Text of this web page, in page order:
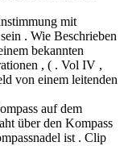
mit
. Wie Beschrieben
bekannten
, ( . Vol IV ,
von einem leitenden
auf dem
über den Kompass
ist . Clip